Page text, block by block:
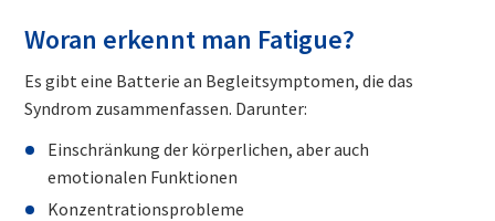
Woran erkennt man Fatigue?
Es gibt eine Batterie an Begleitsymptomen, die das
Syndrom zusammenfassen. Darunter:
Einschränkung der körperlichen, aber auch
emotionalen Funktionen
Konzentrationsprobleme